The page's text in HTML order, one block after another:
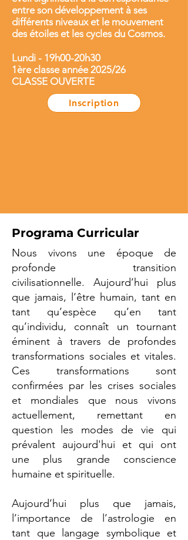
entre son développement à ses
différents niveaux et le mouvement
des étoiles et les cycles du Cosmos.
Lundi - 19h00-20h30
1ère classe année 2025/26
CLASSE OUVERTE
Inscription
Programa Curricular
Nous vivons une époque de
profonde transition
civilisationnelle. Aujourd’hui plus
que jamais, l’être humain, tant en
tant qu’espèce qu’en tant
qu’individu, connaît un tournant
éminent à travers de profondes
transformations sociales et vitales.
Ces transformations sont
confirmées par les crises sociales
et mondiales que nous vivons
actuellement, remettant en
question les modes de vie qui
prévalent aujourd'hui et qui ont
une plus grande conscience
humaine et spirituelle.
Aujourd’hui plus que jamais,
l’importance de l’astrologie en
tant que langage symbolique et